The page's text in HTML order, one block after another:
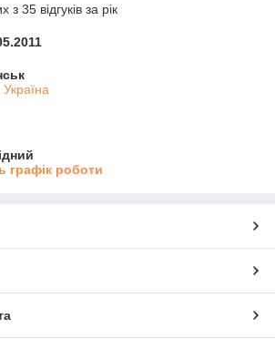
з 35 відгуків за рік
графік роботи